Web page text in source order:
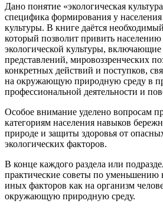
Дано понятие «экологическая
специфика формирования у населения
культуры. В книге даётся
который позволит привить
экологической культуры, включающие
представлений, мировоззренческих
конкретных действий и поступков,
на окружающую природную среду в
профессиональной деятельности и
Особое внимание уделено вопросам
категориям населения навыков
природе и защиты здоровья от
экологических факторов.
В конце каждого раздела или
практические советы по уменьшению
иных факторов как на организм
окружающую природную среду.